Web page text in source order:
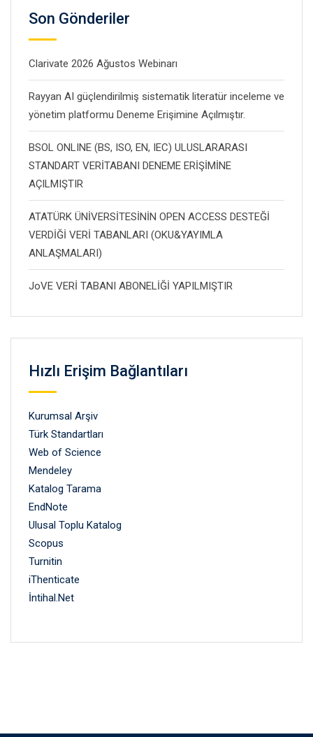
Son Gönderiler
Clarivate 2026 Ağustos Webinarı
Rayyan AI güçlendirilmiş sistematik literatür inceleme ve
yönetim platformu Deneme Erişimine Açılmıştır.
BSOL ONLINE (BS, ISO, EN, IEC) ULUSLARARASI
STANDART VERİTABANI DENEME ERİŞİMİNE
AÇILMIŞTIR
ATATÜRK ÜNİVERSİTESİNİN OPEN ACCESS DESTEĞİ
VERDİĞİ VERİ TABANLARI (OKU&YAYIMLA
ANLAŞMALARI)
JoVE VERİ TABANI ABONELİĞİ YAPILMIŞTIR
Hızlı Erişim Bağlantıları
Kurumsal Arşiv
Türk Standartları
Web of Science
Mendeley
Katalog Tarama
EndNote
Ulusal Toplu Katalog
Scopus
Turnitin
iThenticate
İntihal.Net